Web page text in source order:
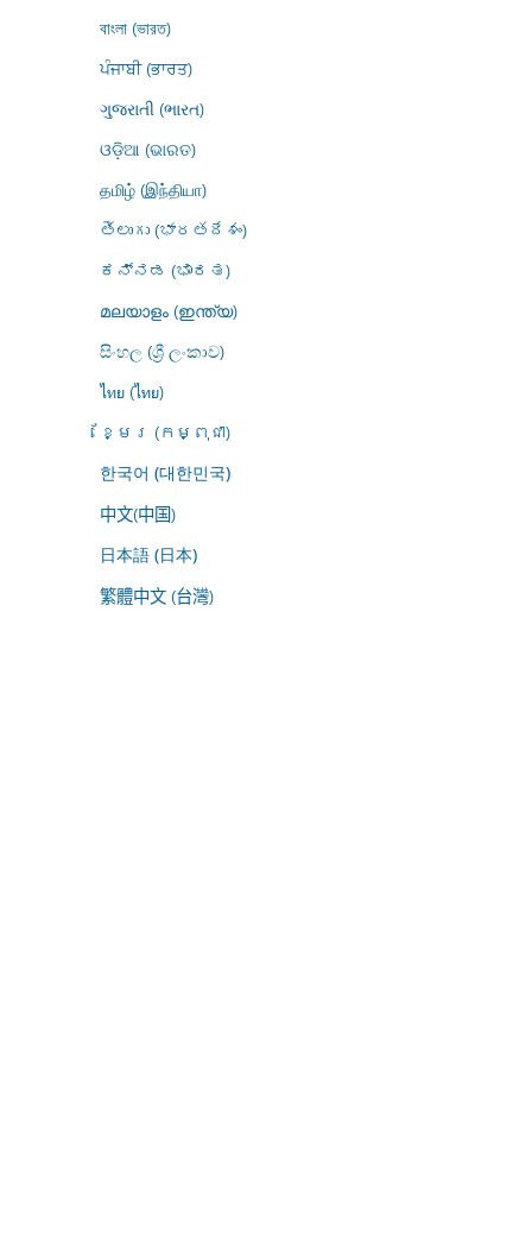
বাংলা (ভারত)
ਪੰਜਾਬੀ (ਭਾਰਤ)
ગુજરાતી (ભારત)
ଓଡ଼ିଆ (ଭାରତ)
தமிழ் (இந்தியா)
తెలుగు (భారతదేశం)
ಕನ್ನಡ (ಭಾರತ)
മലയാളം (ഇന്ത്യ)
සිංහල (ශ්‍රී ලංකාව)
ไทย (ไทย)
ខ្មែរ (កម្ពុជា)
한국어 (대한민국)
中文(中国)
日本語 (日本)
繁體中文 (台灣)